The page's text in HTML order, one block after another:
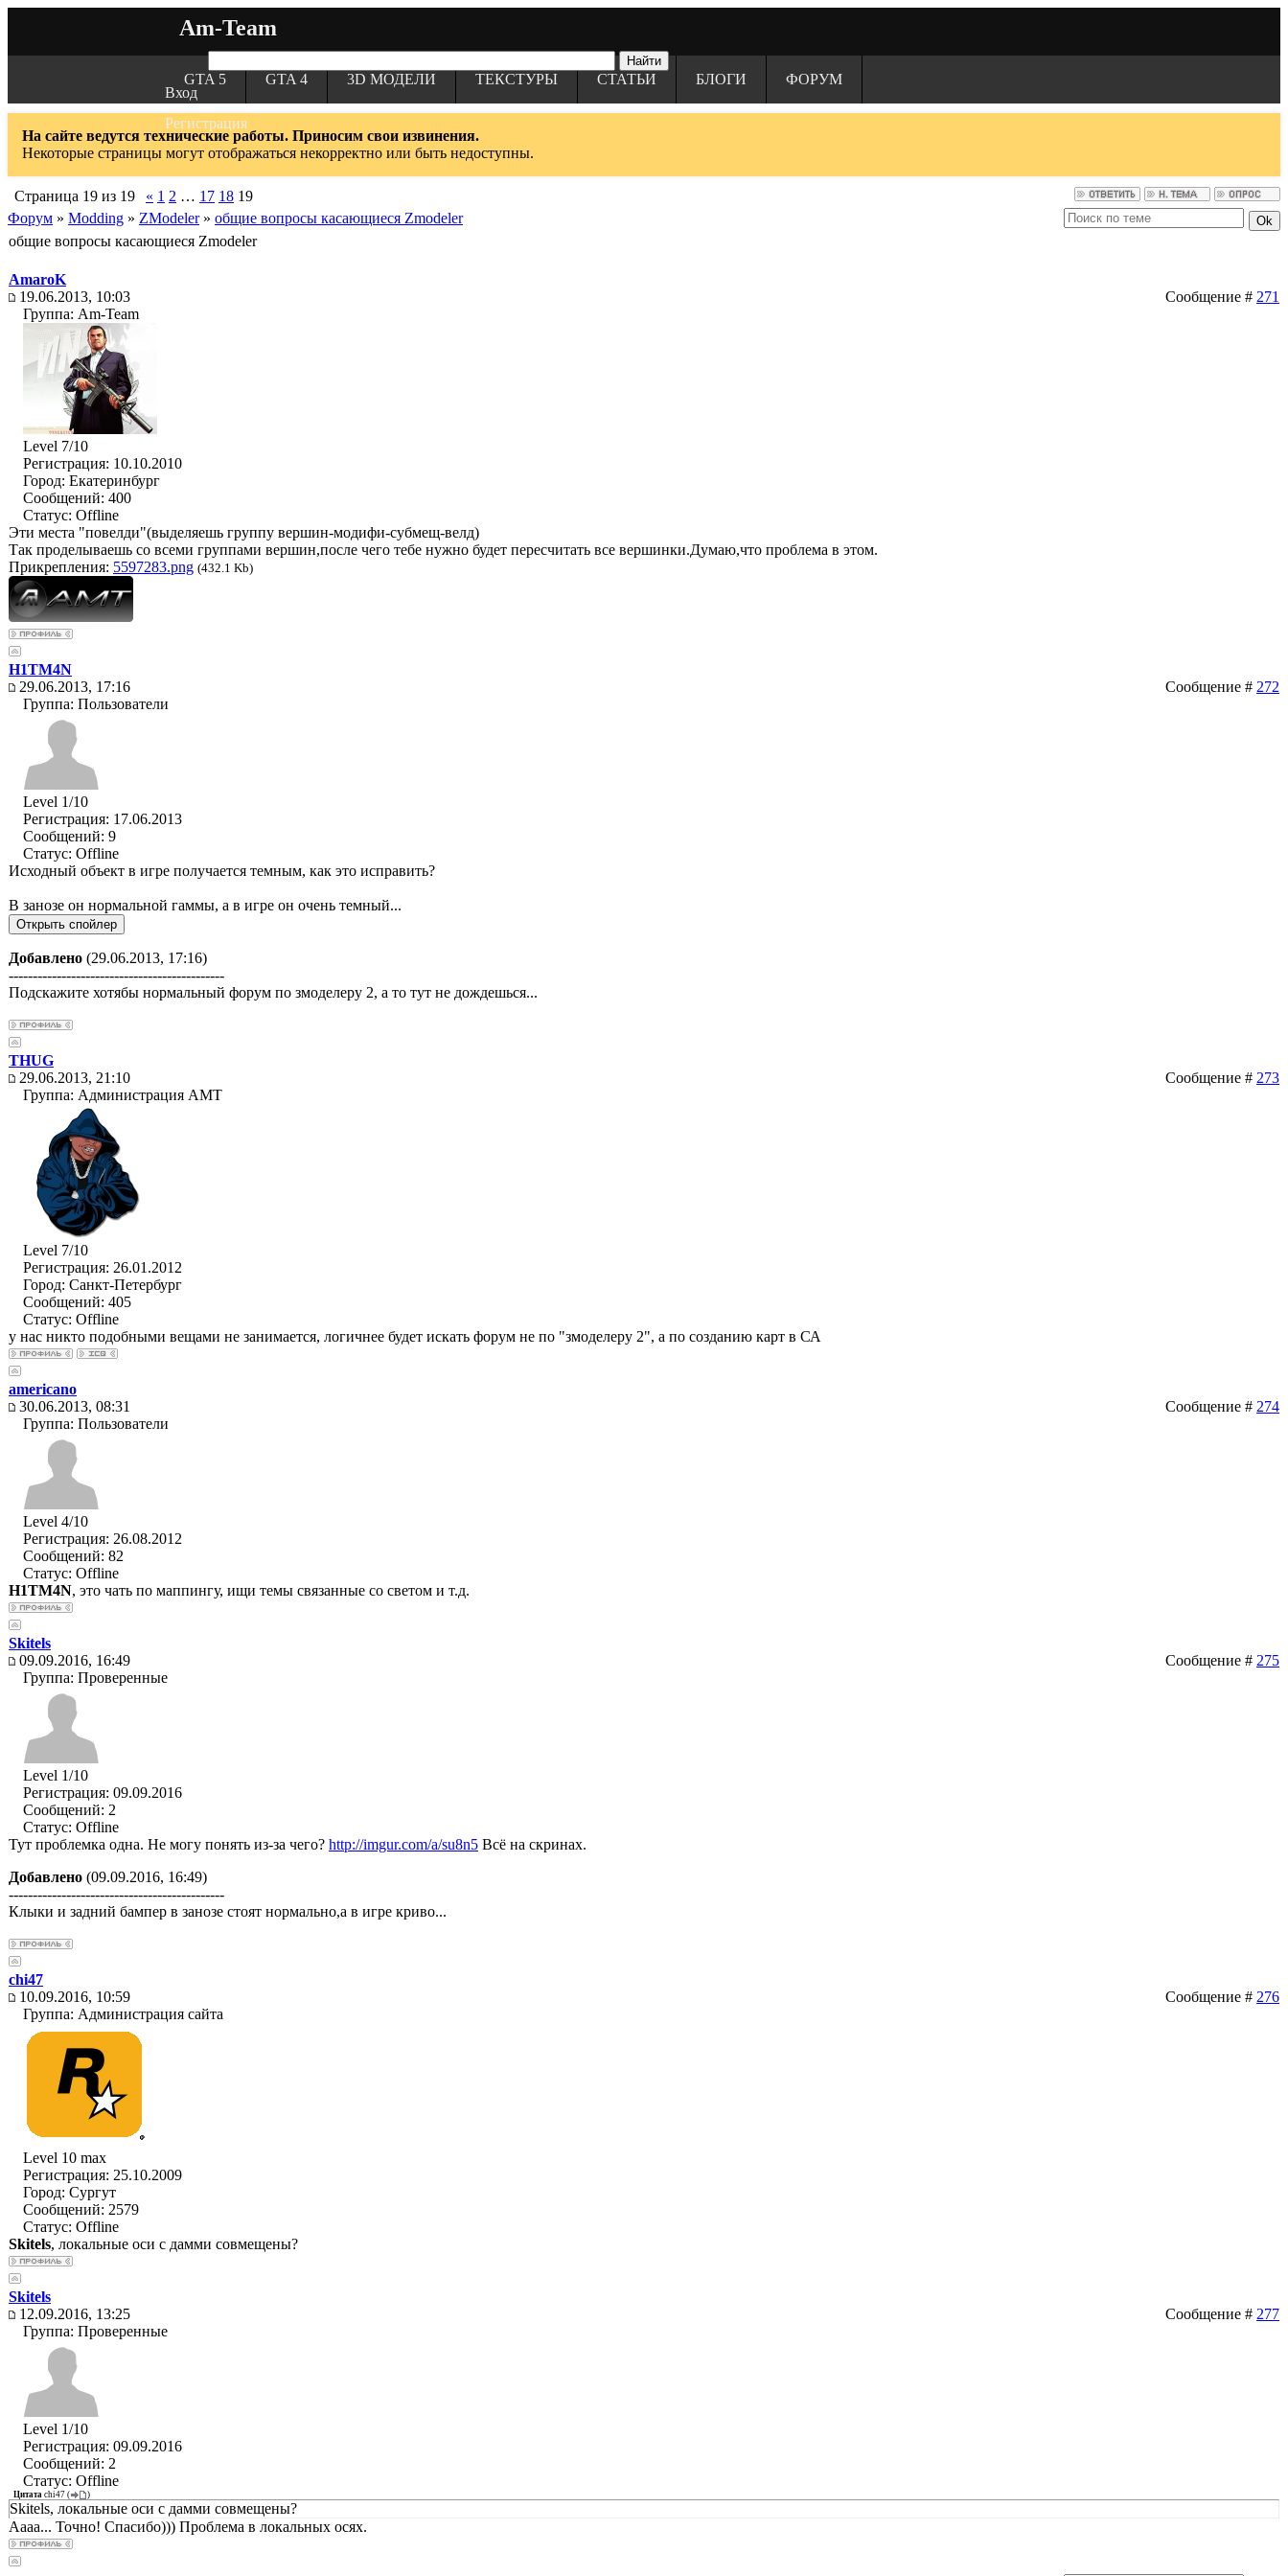
Am-Team
Вход
Регистрация
GTA 5 GTA 4 3D МОДЕЛИ ТЕКСТУРЫ СТАТЬИ БЛОГИ ФОРУМ
На сайте ведутся технические работы. Приносим свои извинения.
Некоторые страницы могут отображаться некорректно или быть недоступны.
Страница 19 из 19 « 1 2 … 17 18 19
Форум » Modding » ZModeler » общие вопросы касающиеся Zmodeler
общие вопросы касающиеся Zmodeler
AmaroK
19.06.2013, 10:03
Сообщение # 271
Группа: Am-Team
Level 7/10
Регистрация: 10.10.2010
Город: Екатеринбург
Сообщений: 400
Статус: Offline
Эти места "повелди"(выделяешь группу вершин-модифи-субмещ-велд)
Так проделываешь со всеми группами вершин,после чего тебе нужно будет пересчитать все вершинки.Думаю,что проблема в этом.
Прикрепления: 5597283.png (432.1 Kb)
H1TM4N
29.06.2013, 17:16
Сообщение # 272
Группа: Пользователи
Level 1/10
Регистрация: 17.06.2013
Сообщений: 9
Статус: Offline
Исходный объект в игре получается темным, как это исправить?
В занозе он нормальной гаммы, а в игре он очень темный...
Добавлено (29.06.2013, 17:16)
---------------------------------------------
Подскажите хотябы нормальный форум по змоделеру 2, а то тут не дождешься...
THUG
29.06.2013, 21:10
Сообщение # 273
Группа: Администрация AMT
Level 7/10
Регистрация: 26.01.2012
Город: Санкт-Петербург
Сообщений: 405
Статус: Offline
у нас никто подобными вещами не занимается, логичнее будет искать форум не по "змоделеру 2", а по созданию карт в СА
americano
30.06.2013, 08:31
Сообщение # 274
Группа: Пользователи
Level 4/10
Регистрация: 26.08.2012
Сообщений: 82
Статус: Offline
H1TM4N, это чать по маппингу, ищи темы связанные со светом и т.д.
Skitels
09.09.2016, 16:49
Сообщение # 275
Группа: Проверенные
Level 1/10
Регистрация: 09.09.2016
Сообщений: 2
Статус: Offline
Тут проблемка одна. Не могу понять из-за чего? http://imgur.com/a/su8n5 Всё на скринах.
Добавлено (09.09.2016, 16:49)
---------------------------------------------
Клыки и задний бампер в занозе стоят нормально,а в игре криво...
chi47
10.09.2016, 10:59
Сообщение # 276
Группа: Администрация сайта
Level 10 max
Регистрация: 25.10.2009
Город: Сургут
Сообщений: 2579
Статус: Offline
Skitels, локальные оси с дамми совмещены?
Skitels
12.09.2016, 13:25
Сообщение # 277
Группа: Проверенные
Level 1/10
Регистрация: 09.09.2016
Сообщений: 2
Статус: Offline
Цитата chi47 ( )
Skitels, локальные оси с дамми совмещены?
Аааа... Точно! Спасибо))) Проблема в локальных осях.